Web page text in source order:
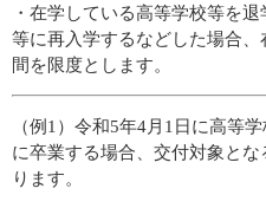
・在学している高等学校等を
等に再入学するなどした場合
間を限度とします。
（例1）令和5年4月1日に高等
に卒業する場合、交付対象と
ります。